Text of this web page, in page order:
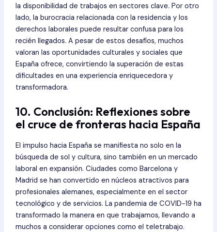
la disponibilidad de trabajos en sectores clave. Por otro
lado, la burocracia relacionada con la residencia y los
derechos laborales puede resultar confusa para los
recién llegados. A pesar de estos desafíos, muchos
valoran las oportunidades culturales y sociales que
España ofrece, convirtiendo la superación de estas
dificultades en una experiencia enriquecedora y
transformadora.
10. Conclusión: Reflexiones sobre
el cruce de fronteras hacia España
El impulso hacia España se manifiesta no solo en la
búsqueda de sol y cultura, sino también en un mercado
laboral en expansión. Ciudades como Barcelona y
Madrid se han convertido en núcleos atractivos para
profesionales alemanes, especialmente en el sector
tecnológico y de servicios. La pandemia de COVID-19 ha
transformado la manera en que trabajamos, llevando a
muchos a considerar opciones como el teletrabajo.